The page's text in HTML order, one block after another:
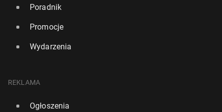
Poradnik
Promocje
Wydarzenia
REKLAMA
Ogłoszenia